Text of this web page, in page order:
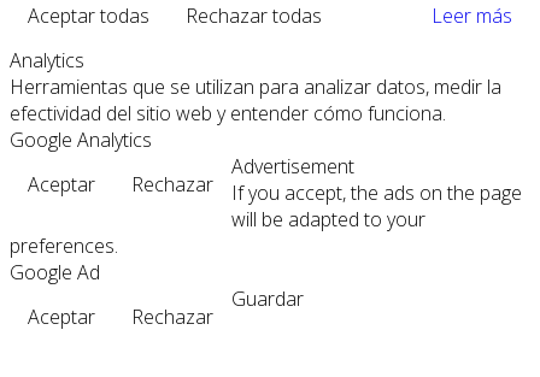
Aceptar todas
Rechazar todas
Leer más
Analytics
Herramientas que se utilizan para analizar datos, medir la
efectividad del sitio web y entender cómo funciona.
Google Analytics
Aceptar
Rechazar
Advertisement
If you accept, the ads on the page
will be adapted to your
preferences.
Google Ad
Aceptar
Rechazar
Guardar